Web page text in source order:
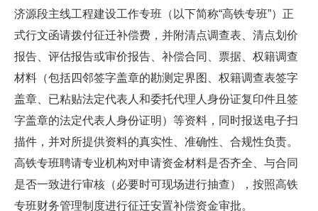
济源段主线工程建设工作专班（以下简称“高铁专班”）正
式行文函请拨付征迁补偿费，并附清点调查表、清点划价
报告、评估报告或审价报告、补偿合同、票据、权籍调查
材料（包括四邻签字盖章的勘测定界图、权籍调查表签字
盖章、已粘贴法定代表人和委托代理人身份证复印件且签
字盖章的法定代表人身份证明）等资料，同时报送电子扫
描件，并对所提供资料的真实性、准确性、合规性负责。
高铁专班聘请专业机构对申请资金材料是否齐全、与合同
是否一致进行审核（必要时可现场进行抽查），按照高铁
专班财务管理制度进行征迁安置补偿资金审批。